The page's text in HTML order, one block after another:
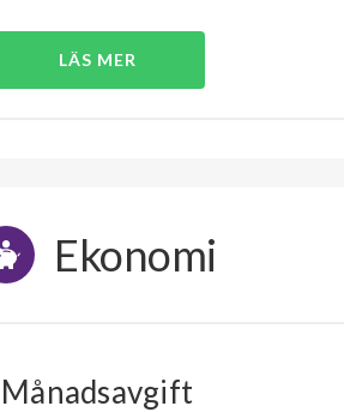
LÄS MER
Ekonomi
Månadsavgift